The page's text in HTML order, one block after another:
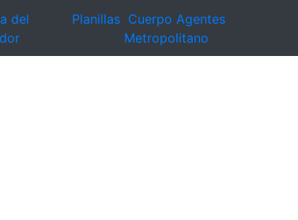
del
Planillas Cuerpo Agentes
Metropolitano